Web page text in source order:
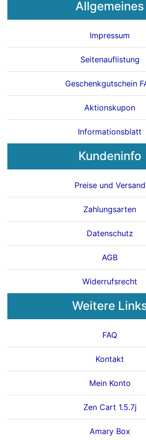
Allgemeines
Impressum
Seitenauflistung
Geschenkgutschein
Aktionskupon
Informationsblatt
Kundeninfo
Preise und Versand
Zahlungsarten
Datenschutz
AGB
Widerrufsrecht
Weitere
FAQ
Kontakt
Mein Konto
Zen Cart 1.5.7j
Amary Box